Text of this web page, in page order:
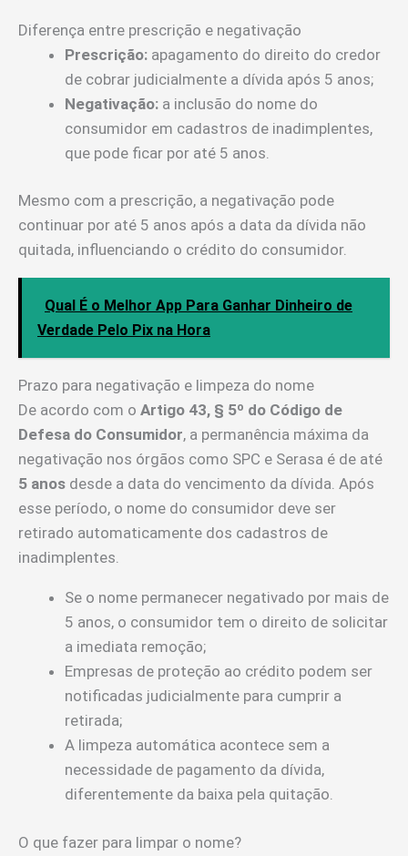
Diferença entre prescrição e negativação
Prescrição: apagamento do direito do credor
de cobrar judicialmente a dívida após 5 anos;
Negativação: a inclusão do nome do
consumidor em cadastros de inadimplentes,
que pode ficar por até 5 anos.
Mesmo com a prescrição, a negativação pode
continuar por até 5 anos após a data da dívida não
quitada, influenciando o crédito do consumidor.
Qual É o Melhor App Para Ganhar Dinheiro de
Verdade Pelo Pix na Hora
Prazo para negativação e limpeza do nome
De acordo com o Artigo 43, § 5º do Código de
Defesa do Consumidor, a permanência máxima da
negativação nos órgãos como SPC e Serasa é de até
5 anos desde a data do vencimento da dívida. Após
esse período, o nome do consumidor deve ser
retirado automaticamente dos cadastros de
inadimplentes.
Se o nome permanecer negativado por mais de
5 anos, o consumidor tem o direito de solicitar
a imediata remoção;
Empresas de proteção ao crédito podem ser
notificadas judicialmente para cumprir a
retirada;
A limpeza automática acontece sem a
necessidade de pagamento da dívida,
diferentemente da baixa pela quitação.
O que fazer para limpar o nome?